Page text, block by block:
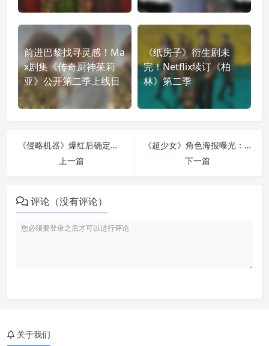
前进巴黎找寻灵感！Ma
x剧集《传奇厨神茱莉
亚》公开第二季上线日
《纸房子》衍生剧未
完！Netflix续订《柏
林》第二季
《侵略机器》爆红后确定拍续集：阿兰·里奇森能否再战外星机械？
上一篇
《超少女》角色海报曝光：超人堂姐联手“暴狼”杰森·莫玛登场
下一篇
评论（没有评论）
关于我们